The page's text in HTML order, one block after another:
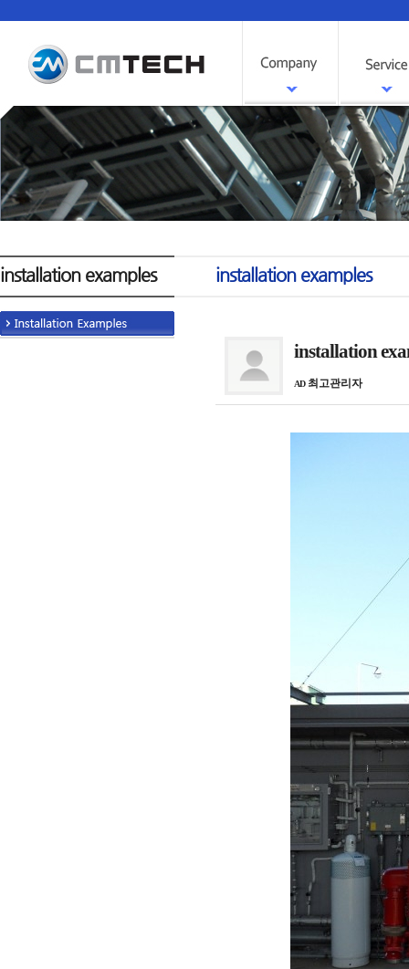
installation examples installation examples
installation
AD 최고관리자